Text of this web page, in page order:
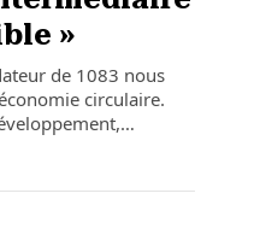
»
de 1083 nous
circulaire.